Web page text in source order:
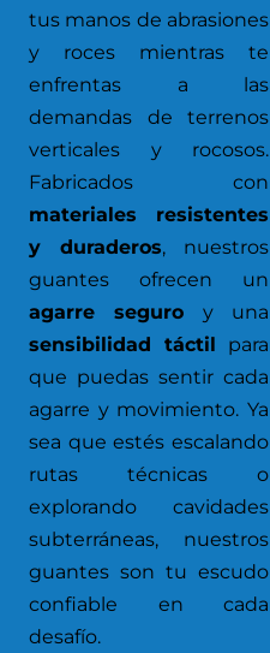
tus manos de abrasiones
y roces mientras te
enfrentas a las
demandas de terrenos
verticales y rocosos.
Fabricados con
materiales resistentes
y duraderos, nuestros
guantes ofrecen un
agarre seguro y una
sensibilidad táctil para
que puedas sentir cada
agarre y movimiento. Ya
sea que estés escalando
rutas técnicas o
explorando cavidades
subterráneas, nuestros
guantes son tu escudo
confiable en cada
desafío.